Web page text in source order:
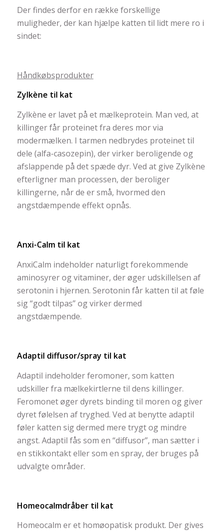
Der findes derfor en række forskellige
muligheder, der kan hjælpe katten til lidt mere ro i
sindet:
Håndkøbsprodukter
Zylkène til kat
Zylkène er lavet på et mælkeprotein. Man ved, at
killinger får proteinet fra deres mor via
modermælken. I tarmen nedbrydes proteinet til
dele (alfa-casozepin), der virker beroligende og
afslappende på det spæde dyr. Ved at give Zylkène
efterligner man processen, der beroliger
killingerne, når de er små, hvormed den
angstdæmpende effekt opnås.
Anxi-Calm til kat
AnxiCalm indeholder naturligt forekommende
aminosyrer og vitaminer, der øger udskillelsen af
serotonin i hjernen. Serotonin får katten til at føle
sig “godt tilpas” og virker dermed
angstdæmpende.
Adaptil diffusor/spray til kat
Adaptil indeholder feromoner, som katten
udskiller fra mælkekirtlerne til dens killinger.
Feromonet øger dyrets binding til moren og giver
dyret følelsen af tryghed. Ved at benytte adaptil
føler katten sig dermed mere trygt og mindre
angst. Adaptil fås som en “diffusor”, man sætter i
en stikkontakt eller som en spray, der bruges på
udvalgte områder.
Homeocalmdråber til kat
Homeocalm er et homøopatisk produkt. Der gives